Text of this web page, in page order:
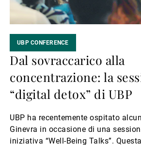
UBP CONFERENCE
Dal sovraccarico alla
concentrazione: la
“digital detox” di UBP
UBP ha recentemente ospitato
Ginevra in occasione di una
iniziativa “Well-Being Talks”.